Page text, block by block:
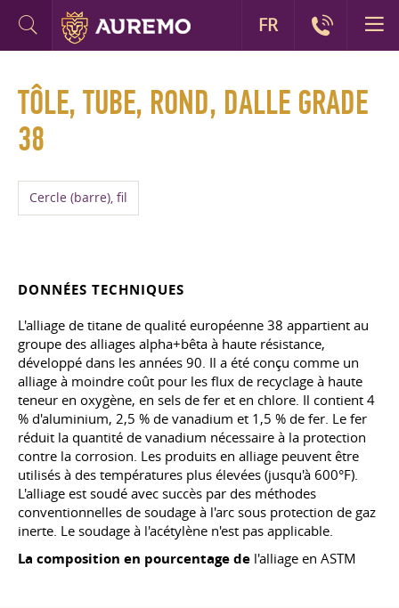
TÔLE, TUBE, ROND, DALLE GRADE
38
Cercle (barre), fil
DONNÉES TECHNIQUES
L'alliage de titane de qualité européenne 38 appartient au
groupe des alliages alpha+bêta à haute résistance,
développé dans les années 90. Il a été conçu comme un
alliage à moindre coût pour les flux de recyclage à haute
teneur en oxygène, en sels de fer et en chlore. Il contient 4
% d'aluminium, 2,5 % de vanadium et 1,5 % de fer. Le fer
réduit la quantité de vanadium nécessaire à la protection
contre la corrosion. Les produits en alliage peuvent être
utilisés à des températures plus élevées (jusqu'à 600°F).
L'alliage est soudé avec succès par des méthodes
conventionnelles de soudage à l'arc sous protection de gaz
inerte. Le soudage à l'acétylène n'est pas applicable.
La composition en pourcentage de l'alliage en ASTM
FR